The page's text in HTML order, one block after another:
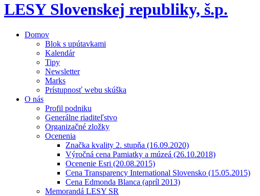
LESY Slovenskej republiky, š.p.
Domov
Blok s upútavkami
Kalendár
Tipy
Newsletter
Marks
Prístupnosť webu skúška
O nás
Profil podniku
Generálne riaditeľstvo
Organizačné zložky
Ocenenia
Značka kvality 2. stupňa (16.09.2020)
Výročná cena Pamiatky a múzeá (26.10.2018)
Ocenenie Esri (20.08.2015)
Cena Transparency International Slovensko (15.05.2015)
Cena Edmonda Blanca (apríl 2013)
Memorandá LESY SR